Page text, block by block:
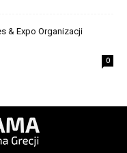
& Expo Organizacji
0